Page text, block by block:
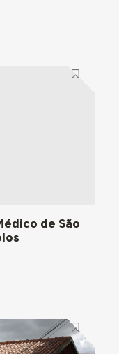
de São